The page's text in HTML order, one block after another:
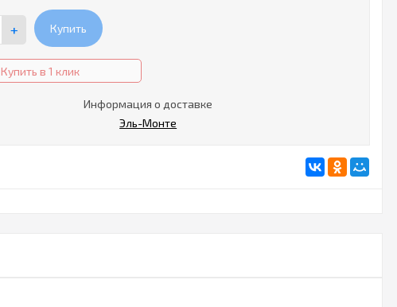
+ Купить
Купить в 1 клик
Информация о доставке
Эль-Монте